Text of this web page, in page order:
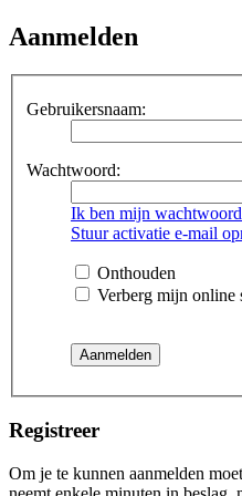
Aanmelden
Gebruikersnaam:
Wachtwoord:
Ik ben mijn
Stuur activatie e-mail
Onthouden
Verberg mijn online
Registreer
Om je te kunnen aanmelden